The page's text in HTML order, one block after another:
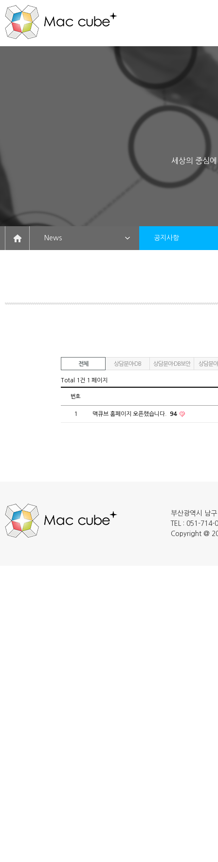
세상의 중심
News 공지사항
전체 상담분야-DB 상담분야-DB보안 상담분
Total 1건 1 페이지
번호
1 맥큐브 홈페이지 오픈했습니다. 94
부산광역시 남
TEL : 051-
Copyright @